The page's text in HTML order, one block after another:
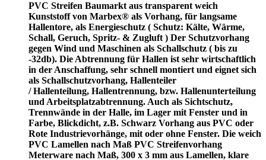
PVC Streifen Baumarkt aus transparent weich
Kunststoff von Marbex® als Vorhang, für langsame
Hallentore, als Energieschutz ( Schutz: Kälte, Wärme,
Schall, Geruch, Spritz- & Zugluft ) Der Schutzvorhang
gegen Wind und Maschinen als Schallschutz ( bis zu
-32db). Die Abtrennung für Hallen ist sehr wirtschaftlich
in der Anschaffung, sehr schnell montiert und eignet sich
als Schallschutzvorhang, Hallenteiler
/Hallenteilung, Hallentrennung, bzw. Hallenunterteilung
und Arbeitsplatzabtrennung. Auch als Sichtschutz,
Trennwände in der Halle, im Lager mit Fenster und in
Farbe, Blickdicht, z.B. Schwarz Vorhang aus PVC oder
Rote Industrievorhänge, mit oder ohne Fenster. Die weich
PVC Lamellen nach Maß PVC Streifenvorhang
Meterware nach Maß, 300 x 3 mm aus Lamellen, klare